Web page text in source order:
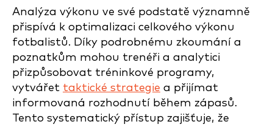
Analýza výkonu ve své podstatě významně
přispívá k optimalizaci celkového výkonu
fotbalistů. Díky podrobnému zkoumání a
poznatkům mohou trenéři a analytici
přizpůsobovat tréninkové programy,
vytvářet taktické strategie a přijímat
informovaná rozhodnutí během zápasů.
Tento systematický přístup zajišťuje, že